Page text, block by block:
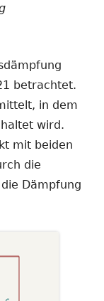
betrachtet.
in dem
wird.
mit beiden
die
Dämpfung